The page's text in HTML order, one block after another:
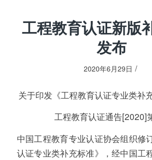
工程教育认证新版
发布
2020年6月29日 /
关于印发《工程教育认证专业类补
工程教育认证通告[2020]
中国工程教育专业认证协会组织修
认证专业类补充标准》，经中国工